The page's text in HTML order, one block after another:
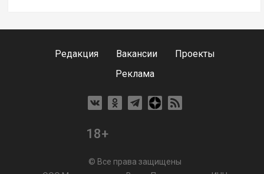
Редакция Вакансии
Проекты
Реклама
18+
© Все права защищены